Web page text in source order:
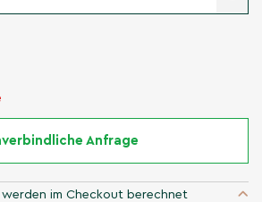
Anfrage
im Checkout berechnet